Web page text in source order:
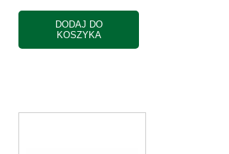
DODAJ DO
KOSZYKA